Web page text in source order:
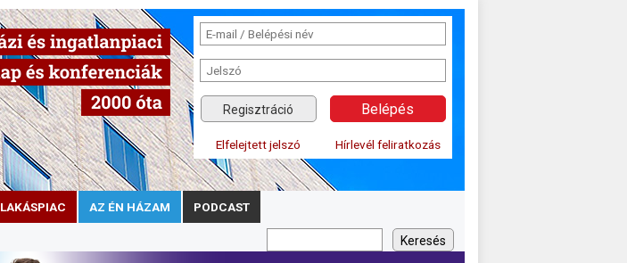
Regisztráció
Elfelejtett jelszó Hírlevél feliratkozás
LAKÁSPIAC AZ ÉN HÁZAM PODCAST